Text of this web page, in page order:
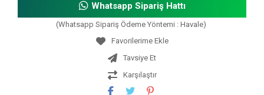
Whatsapp Sipariş Hattı
(Whatsapp Sipariş Ödeme Yöntemi : Havale)
Tavsiye Et
Karşılaştır